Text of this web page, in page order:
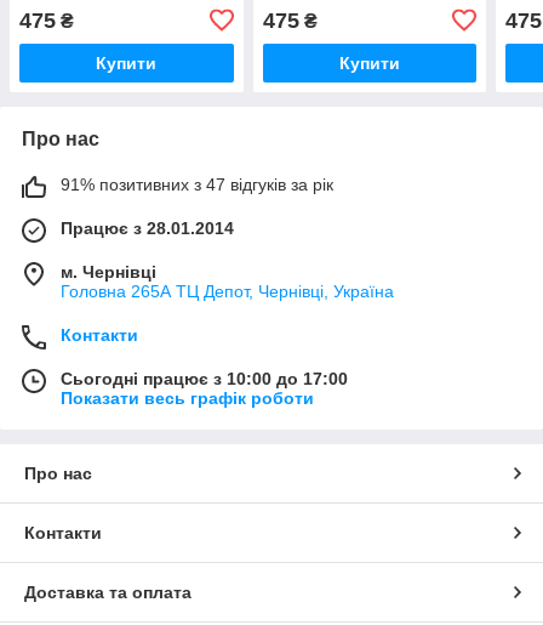
(BDK_18L027)
475 ₴
Купити
475₴
Купити
475
Про нас
91% позитивних з 47 відгуків за рік
Працює з 28.01.2014
м. Чернівці
Головна 265А ТЦ Депот, Чернівці, Україна
Контакти
Сьогодні працює з 10:00 до 17:00
Показати весь графік роботи
Про нас
Контакти
Доставка та оплата